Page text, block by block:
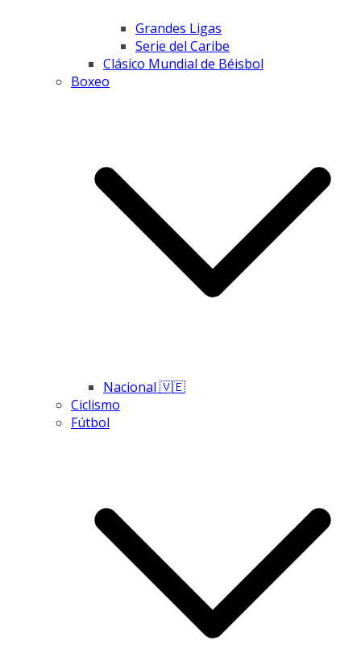
Grandes Ligas
Serie del Caribe
Clásico Mundial de Béisbol
Boxeo
Nacional 🇻🇪
Ciclismo
Fútbol